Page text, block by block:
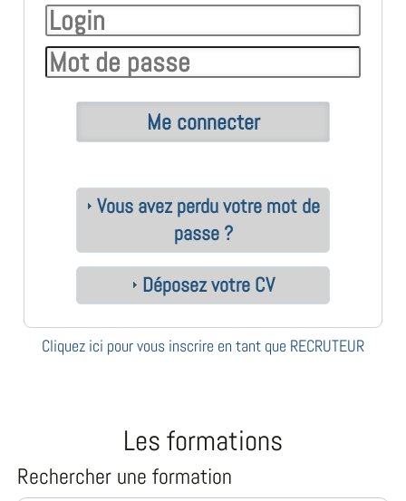
Vous avez perdu votre mot de
passe ?
Déposez votre CV
Cliquez ici pour vous inscrire en tant que RECRUTEUR
Les formations
Rechercher une formation